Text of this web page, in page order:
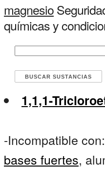
magnesio
químicas y
1,1,1-
-Incompatible con:
bases fuertes,